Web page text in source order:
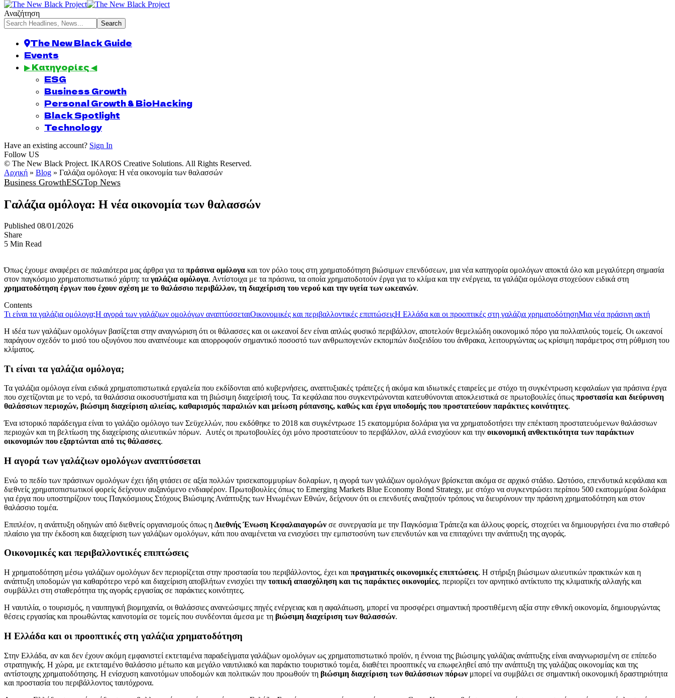
Αναζήτηση
The New Black Guide
Events
▶ Κατηγορίες ◀
ESG
Business Growth
Personal Growth & BioHacking
Black Spotlight
Technology
Have an existing account? Sign In
Follow US
© The New Black Project. IKAROS Creative Solutions. All Rights Reserved.
Αρχική » Blog » Γαλάζια ομόλογα: Η νέα οικονομία των θαλασσών
Business GrowthESGTop News
Γαλάζια ομόλογα: Η νέα οικονομία των θαλασσών
Published 08/01/2026
Share
5 Min Read
Όπως έχουμε αναφέρει σε παλαιότερα μας άρθρα για τα πράσινα ομόλογα και τον ρόλο τους στη χρηματοδότηση βιώσιμων επενδύσεων, μια νέα κατηγορία ομολόγων αποκτά όλο και μεγαλύτερη σημασία
στον παγκόσμιο χρηματοπιστωτικό χάρτη: τα γαλάζια ομόλογα. Αντίστοιχα με τα πράσινα, τα οποία χρηματοδοτούν έργα για το κλίμα και την ενέργεια, τα γαλάζια ομόλογα στοχεύουν ειδικά στη
χρηματοδότηση έργων που έχουν σχέση με το θαλάσσιο περιβάλλον, τη διαχείριση του νερού και την υγεία των ωκεανών.
Contents
Τι είναι τα γαλάζια ομόλογα;Η αγορά των γαλάζιων ομολόγων αναπτύσσεταιΟικονομικές και περιβαλλοντικές επιπτώσειςΗ Ελλάδα και οι προοπτικές στη γαλάζια χρηματοδότησηΜια νέα πράσινη ακτή
Η ιδέα των γαλάζιων ομολόγων βασίζεται στην αναγνώριση ότι οι θάλασσες και οι ωκεανοί δεν είναι απλώς φυσικό περιβάλλον, αποτελούν θεμελιώδη οικονομικό πόρο για πολλαπλούς τομείς. Οι ωκεανοί
παράγουν σχεδόν το μισό του οξυγόνου που αναπνέουμε και απορροφούν σημαντικό ποσοστό των ανθρωπογενών εκπομπών διοξειδίου του άνθρακα, λειτουργώντας ως κρίσιμη παράμετρος στη ρύθμιση του
κλίματος.
Τι είναι τα γαλάζια ομόλογα;
Τα γαλάζια ομόλογα είναι ειδικά χρηματοπιστωτικά εργαλεία που εκδίδονται από κυβερνήσεις, αναπτυξιακές τράπεζες ή ακόμα και ιδιωτικές εταιρείες με στόχο τη συγκέντρωση κεφαλαίων για πράσινα έργα
που σχετίζονται με το νερό, τα θαλάσσια οικοσυστήματα και τη βιώσιμη διαχείρισή τους. Τα κεφάλαια που συγκεντρώνονται κατευθύνονται αποκλειστικά σε πρωτοβουλίες όπως προστασία και διεύρυνση
θαλάσσιων περιοχών, βιώσιμη διαχείριση αλιείας, καθαρισμός παραλιών και μείωση ρύπανσης, καθώς και έργα υποδομής που προστατεύουν παράκτιες κοινότητες.
Ένα ιστορικό παράδειγμα είναι το γαλάζιο ομόλογο των Σεϋχελλών, που εκδόθηκε το 2018 και συγκέντρωσε 15 εκατομμύρια δολάρια για να χρηματοδοτήσει την επέκταση προστατευόμενων θαλάσσιων
περιοχών και τη βελτίωση της διαχείρισης αλιευτικών πόρων. Αυτές οι πρωτοβουλίες όχι μόνο προστατεύουν το περιβάλλον, αλλά ενισχύουν και την οικονομική ανθεκτικότητα των παράκτιων
οικονομιών που εξαρτώνται από τις θάλασσες.
Η αγορά των γαλάζιων ομολόγων αναπτύσσεται
Ενώ το πεδίο των πράσινων ομολόγων έχει ήδη φτάσει σε αξία πολλών τρισεκατομμυρίων δολαρίων, η αγορά των γαλάζιων ομολόγων βρίσκεται ακόμα σε αρχικό στάδιο. Ωστόσο, επενδυτικά κεφάλαια και
διεθνείς χρηματοπιστωτικοί φορείς δείχνουν αυξανόμενο ενδιαφέρον. Πρωτοβουλίες όπως το Emerging Markets Blue Economy Bond Strategy, με στόχο να συγκεντρώσει περίπου 500 εκατομμύρια δολάρια
για έργα που υποστηρίζουν τους Παγκόσμιους Στόχους Βιώσιμης Ανάπτυξης των Ηνωμένων Εθνών, δείχνουν ότι οι επενδυτές αναζητούν τρόπους να διευρύνουν την πράσινη χρηματοδότηση και στον
θαλάσσιο τομέα.
Επιπλέον, η ανάπτυξη οδηγιών από διεθνείς οργανισμούς όπως η Διεθνής Ένωση Κεφαλαιαγορών σε συνεργασία με την Παγκόσμια Τράπεζα και άλλους φορείς, στοχεύει να δημιουργήσει ένα πιο σταθερό
πλαίσιο για την έκδοση και διαχείριση των γαλάζιων ομολόγων, κάτι που αναμένεται να ενισχύσει την εμπιστοσύνη των επενδυτών και να επιταχύνει την ανάπτυξη της αγοράς.
Οικονομικές και περιβαλλοντικές επιπτώσεις
Η χρηματοδότηση μέσω γαλάζιων ομολόγων δεν περιορίζεται στην προστασία του περιβάλλοντος, έχει και πραγματικές οικονομικές επιπτώσεις. Η στήριξη βιώσιμων αλιευτικών πρακτικών και η
ανάπτυξη υποδομών για καθαρότερο νερό και διαχείριση αποβλήτων ενισχύει την τοπική απασχόληση και τις παράκτιες οικονομίες, περιορίζει τον αρνητικό αντίκτυπο της κλιματικής αλλαγής και
συμβάλλει στη σταθερότητα της αγοράς εργασίας σε παράκτιες κοινότητες.
Η ναυτιλία, ο τουρισμός, η ναυπηγική βιομηχανία, οι θαλάσσιες ανανεώσιμες πηγές ενέργειας και η αφαλάτωση, μπορεί να προσφέρει σημαντική προστιθέμενη αξία στην εθνική οικονομία, δημιουργώντας
θέσεις εργασίας και προωθώντας καινοτομία σε τομείς που συνδέονται άμεσα με τη βιώσιμη διαχείριση των θαλασσών.
Η Ελλάδα και οι προοπτικές στη γαλάζια χρηματοδότηση
Στην Ελλάδα, αν και δεν έχουν ακόμη εμφανιστεί εκτεταμένα παραδείγματα γαλάζιων ομολόγων ως χρηματοπιστωτικό προϊόν, η έννοια της βιώσιμης γαλάζιας ανάπτυξης είναι αναγνωρισμένη σε επίπεδο
στρατηγικής. Η χώρα, με εκτεταμένο θαλάσσιο μέτωπο και μεγάλο ναυτιλιακό και παράκτιο τουριστικό τομέα, διαθέτει προοπτικές να επωφεληθεί από την ανάπτυξη της γαλάζιας οικονομίας και της
αντίστοιχης χρηματοδότησης. Η ενίσχυση καινοτόμων υποδομών και πολιτικών που προωθούν τη βιώσιμη διαχείριση των θαλάσσιων πόρων μπορεί να συμβάλει σε σημαντική οικονομική δραστηριότητα
και προστασία του περιβάλλοντος ταυτόχρονα.